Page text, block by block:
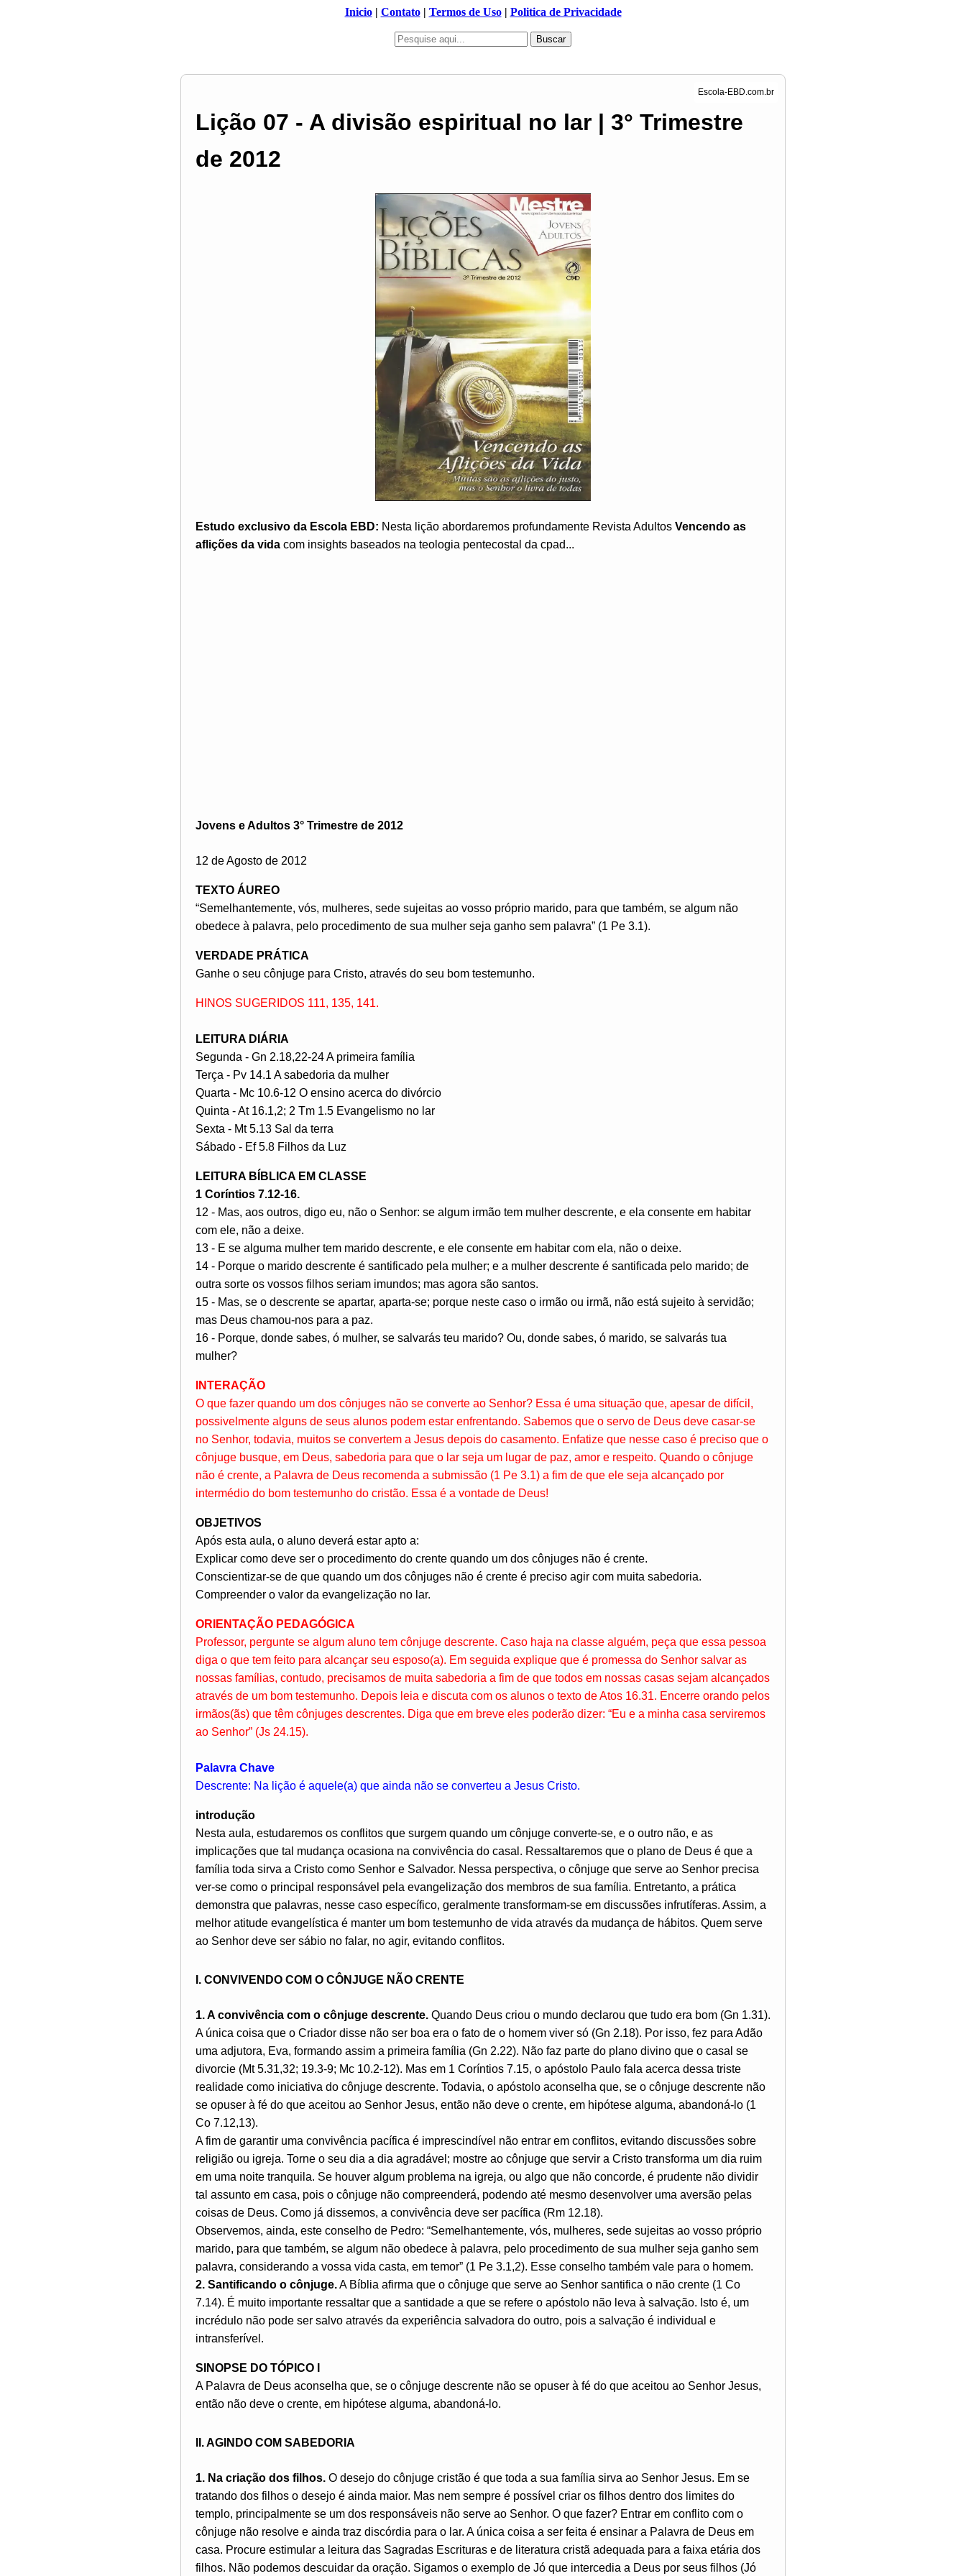
Inicio| Contato| Termos de Uso| Politica de Privacidade
Buscar
Lição 07 - A divisão espiritual no lar | 3° Trimestre
de 2012
Estudo exclusivo da Escola EBD: Nesta lição abordaremos profundamente Revista Adultos Vencendo as
aflições da vida com insights baseados na teologia pentecostal da cpad...
Jovens e Adultos 3° Trimestre de 2012
12 de Agosto de 2012
TEXTO ÁUREO
“Semelhantemente, vós, mulheres, sede sujeitas ao vosso próprio marido, para que também, se algum não
obedece à palavra, pelo procedimento de sua mulher seja ganho sem palavra” (1 Pe 3.1).
VERDADE PRÁTICA
Ganhe o seu cônjuge para Cristo, através do seu bom testemunho.
HINOS SUGERIDOS 111, 135, 141.
LEITURA DIÁRIA
Segunda - Gn 2.18,22-24 A primeira família
Terça - Pv 14.1 A sabedoria da mulher
Quarta - Mc 10.6-12 O ensino acerca do divórcio
Quinta - At 16.1,2; 2 Tm 1.5 Evangelismo no lar
Sexta - Mt 5.13 Sal da terra
Sábado - Ef 5.8 Filhos da Luz
LEITURA BÍBLICA EM CLASSE
1 Coríntios 7.12-16.
12 - Mas, aos outros, digo eu, não o Senhor: se algum irmão tem mulher descrente, e ela consente em habitar
com ele, não a deixe.
13 - E se alguma mulher tem marido descrente, e ele consente em habitar com ela, não o deixe.
14 - Porque o marido descrente é santificado pela mulher; e a mulher descrente é santificada pelo marido; de
outra sorte os vossos filhos seriam imundos; mas agora são santos.
15 - Mas, se o descrente se apartar, aparta-se; porque neste caso o irmão ou irmã, não está sujeito à servidão;
mas Deus chamou-nos para a paz.
16 - Porque, donde sabes, ó mulher, se salvarás teu marido? Ou, donde sabes, ó marido, se salvarás tua
mulher?
INTERAÇÃO
O que fazer quando um dos cônjuges não se converte ao Senhor? Essa é uma situação que, apesar de difícil,
possivelmente alguns de seus alunos podem estar enfrentando. Sabemos que o servo de Deus deve casar-se
no Senhor, todavia, muitos se convertem a Jesus depois do casamento. Enfatize que nesse caso é preciso que o
cônjuge busque, em Deus, sabedoria para que o lar seja um lugar de paz, amor e respeito. Quando o cônjuge
não é crente, a Palavra de Deus recomenda a submissão (1 Pe 3.1) a fim de que ele seja alcançado por
intermédio do bom testemunho do cristão. Essa é a vontade de Deus!
OBJETIVOS
Após esta aula, o aluno deverá estar apto a:
Explicar como deve ser o procedimento do crente quando um dos cônjuges não é crente.
Conscientizar-se de que quando um dos cônjuges não é crente é preciso agir com muita sabedoria.
Compreender o valor da evangelização no lar.
ORIENTAÇÃO PEDAGÓGICA
Professor, pergunte se algum aluno tem cônjuge descrente. Caso haja na classe alguém, peça que essa pessoa
diga o que tem feito para alcançar seu esposo(a). Em seguida explique que é promessa do Senhor salvar as
nossas famílias, contudo, precisamos de muita sabedoria a fim de que todos em nossas casas sejam alcançados
através de um bom testemunho. Depois leia e discuta com os alunos o texto de Atos 16.31. Encerre orando pelos
irmãos(ãs) que têm cônjuges descrentes. Diga que em breve eles poderão dizer: “Eu e a minha casa serviremos
ao Senhor” (Js 24.15).
Palavra Chave
Descrente: Na lição é aquele(a) que ainda não se converteu a Jesus Cristo.
introdução
Nesta aula, estudaremos os conflitos que surgem quando um cônjuge converte-se, e o outro não, e as
implicações que tal mudança ocasiona na convivência do casal. Ressaltaremos que o plano de Deus é que a
família toda sirva a Cristo como Senhor e Salvador. Nessa perspectiva, o cônjuge que serve ao Senhor precisa
ver-se como o principal responsável pela evangelização dos membros de sua família. Entretanto, a prática
demonstra que palavras, nesse caso específico, geralmente transformam-se em discussões infrutíferas. Assim, a
melhor atitude evangelística é manter um bom testemunho de vida através da mudança de hábitos. Quem serve
ao Senhor deve ser sábio no falar, no agir, evitando conflitos.
I. CONVIVENDO COM O CÔNJUGE NÃO CRENTE
1. A convivência com o cônjuge descrente. Quando Deus criou o mundo declarou que tudo era bom (Gn 1.31).
A única coisa que o Criador disse não ser boa era o fato de o homem viver só (Gn 2.18). Por isso, fez para Adão
uma adjutora, Eva, formando assim a primeira família (Gn 2.22). Não faz parte do plano divino que o casal se
divorcie (Mt 5.31,32; 19.3-9; Mc 10.2-12). Mas em 1 Coríntios 7.15, o apóstolo Paulo fala acerca dessa triste
realidade como iniciativa do cônjuge descrente. Todavia, o apóstolo aconselha que, se o cônjuge descrente não
se opuser à fé do que aceitou ao Senhor Jesus, então não deve o crente, em hipótese alguma, abandoná-lo (1
Co 7.12,13).
A fim de garantir uma convivência pacífica é imprescindível não entrar em conflitos, evitando discussões sobre
religião ou igreja. Torne o seu dia a dia agradável; mostre ao cônjuge que servir a Cristo transforma um dia ruim
em uma noite tranquila. Se houver algum problema na igreja, ou algo que não concorde, é prudente não dividir
tal assunto em casa, pois o cônjuge não compreenderá, podendo até mesmo desenvolver uma aversão pelas
coisas de Deus. Como já dissemos, a convivência deve ser pacífica (Rm 12.18).
Observemos, ainda, este conselho de Pedro: “Semelhantemente, vós, mulheres, sede sujeitas ao vosso próprio
marido, para que também, se algum não obedece à palavra, pelo procedimento de sua mulher seja ganho sem
palavra, considerando a vossa vida casta, em temor” (1 Pe 3.1,2). Esse conselho também vale para o homem.
2. Santificando o cônjuge.A Bíblia afirma que o cônjuge que serve ao Senhor santifica o não crente (1 Co
7.14). É muito importante ressaltar que a santidade a que se refere o apóstolo não leva à salvação. Isto é, um
incrédulo não pode ser salvo através da experiência salvadora do outro, pois a salvação é individual e
intransferível.
SINOPSE DO TÓPICO I
A Palavra de Deus aconselha que, se o cônjuge descrente não se opuser à fé do que aceitou ao Senhor Jesus,
então não deve o crente, em hipótese alguma, abandoná-lo.
II. AGINDO COM SABEDORIA
1. Na criação dos filhos. O desejo do cônjuge cristão é que toda a sua família sirva ao Senhor Jesus. Em se
tratando dos filhos o desejo é ainda maior. Mas nem sempre é possível criar os filhos dentro dos limites do
templo, principalmente se um dos responsáveis não serve ao Senhor. O que fazer? Entrar em conflito com o
cônjuge não resolve e ainda traz discórdia para o lar. A única coisa a ser feita é ensinar a Palavra de Deus em
casa. Procure estimular a leitura das Sagradas Escrituras e de literatura cristã adequada para a faixa etária dos
filhos. Não podemos descuidar da oração. Sigamos o exemplo de Jó que intercedia a Deus por seus filhos (Jó